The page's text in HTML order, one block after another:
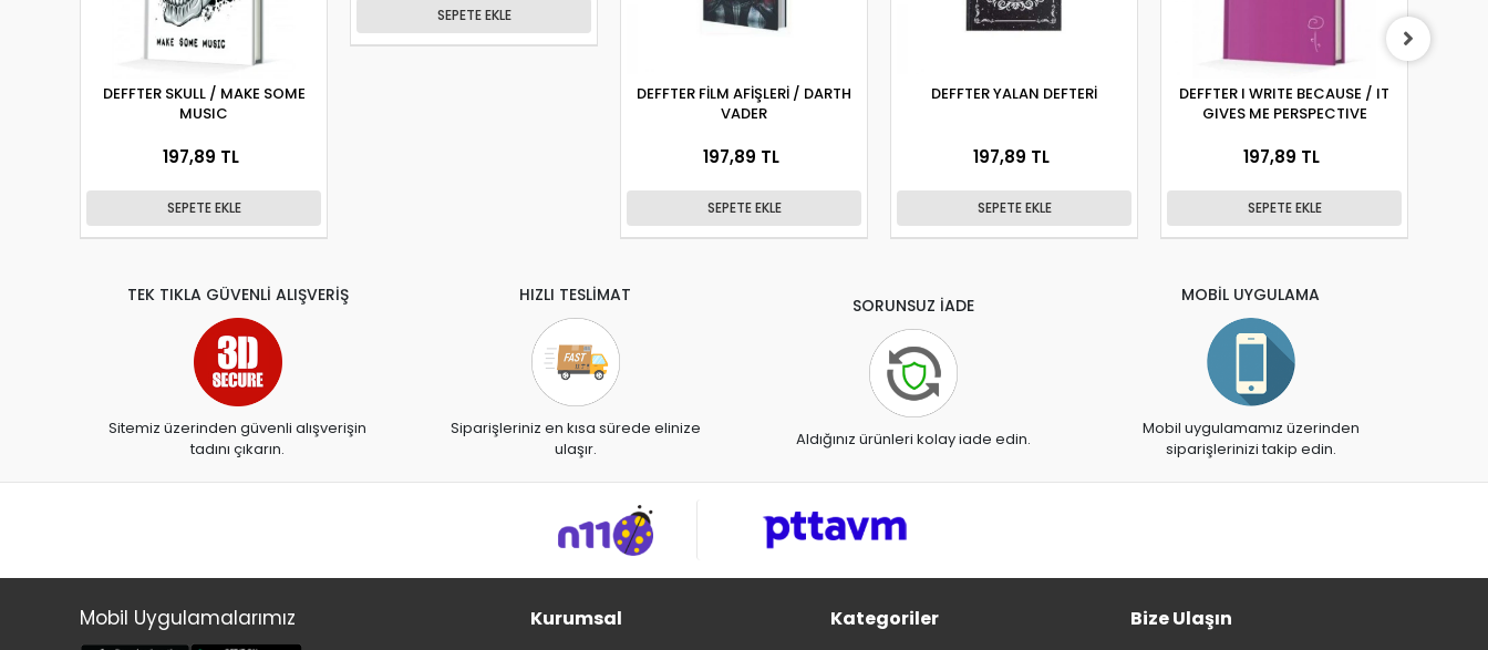
DEFFTER SKULL / MAKE SOME
MUSIC
197,89 TL
SEPETE EKLE
SEPETE EKLE
DEFFTER FİLM AFİŞLERİ / DARTH
VADER
197,89 TL
SEPETE EKLE
DEFFTER YALAN DEFTERİ
197,89 TL
SEPETE EKLE
DEFFTER I WRITE BECAUSE / IT
GIVES ME PERSPECTIVE
197,89 TL
SEPETE EKLE
TEK TIKLA GÜVENLİ ALIŞVERİŞ
Sitemiz üzerinden güvenli alışverişin
tadını çıkarın.
HIZLI TESLİMAT
Siparişleriniz en kısa sürede elinize
ulaşır.
SORUNSUZ İADE
Aldığınız ürünleri kolay iade edin.
MOBİL UYGULAMA
Mobil uygulamamız üzerinden
siparişlerinizi takip edin.
Mobil Uygulamalarımız Kurumsal Kategoriler Bize Ulaşın